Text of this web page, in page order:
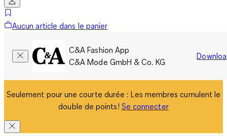
Aucun article dans le panier
C&A Fashion App
C&A Mode GmbH & Co. KG
Seulement pour une courte durée : Les membres cumulent le
double de points! Se connecter